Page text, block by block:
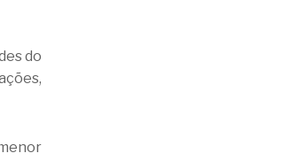
do